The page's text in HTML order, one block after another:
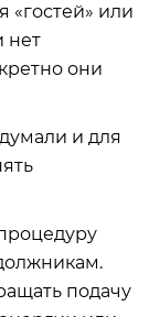
«гостей» или
нет
они
и для
подачу